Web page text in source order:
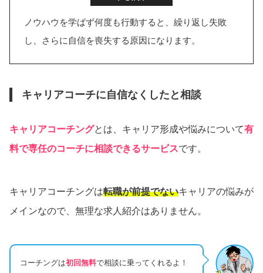
ノウハウを学ばず何度も行動すると、繰り返し失敗
し、さらに自信を喪失する原因になります。
キャリアコーチに自信なくしたと相談
キャリアコーチングとは、キャリア形成や悩みについて有
料で専任のコーチに相談できるサービスです。
キャリアコーチングは転職が前提でないキャリアの悩みが
メインなので、無理な求人紹介はありません。
コーチングは初回無料で相談に乗ってくれるよ！